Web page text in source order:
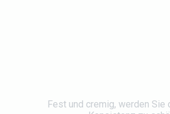
Fest und cremig, werden